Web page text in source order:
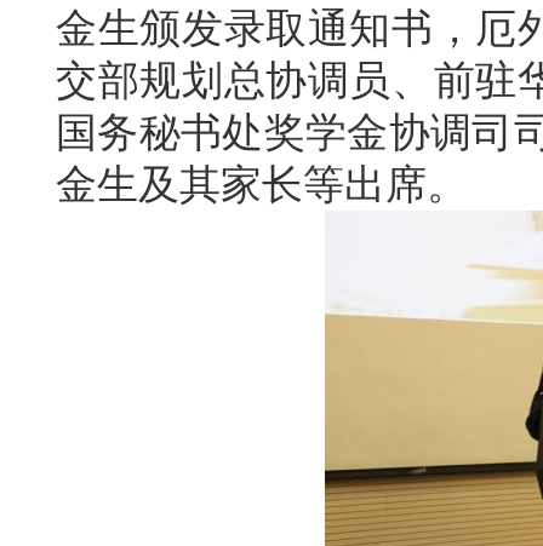
金生颁发录取通知书，厄
交部规划总协调员、前驻
国务秘书处奖学金协调司
金生及其家长等出席。